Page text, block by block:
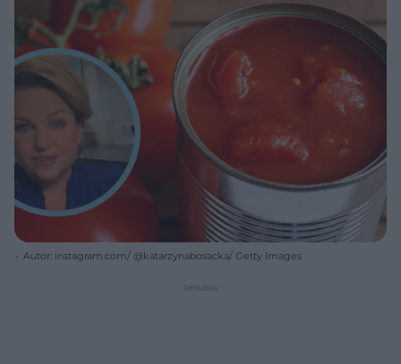
Autor: instagram.com/ @katarzynabosacka/ Getty Images